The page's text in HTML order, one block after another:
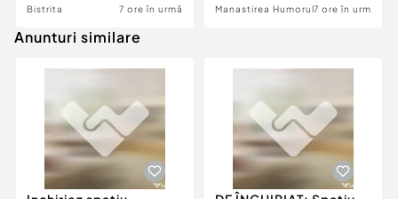
Bistrita 7 ore în urmă Manastirea Humorului7 ore în urmă
Anunturi similare